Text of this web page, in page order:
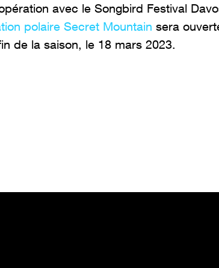
avec le Songbird Festival
polaire Secret Mountain sera
de la saison, le 18 mars 2023.